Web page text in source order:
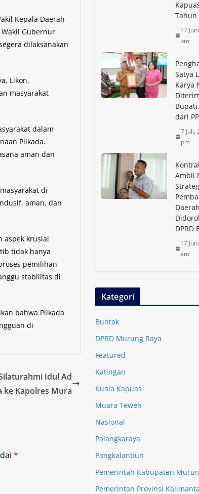
Kepala Daerah
Gubernur
dilaksanakan
Likon,
masyarakat
dalam
Pilkada.
aman dan
di
aman, dan
aspek krusial
tidak hanya
pemilihan
stabilitas di
bahwa Pilkada
di
Idul Ad
ke Kapolres Mura
*
Tahun
17
pm
Satya
Karya
Bupati
dari
7 Juli,
pm
Ambil
DPRD
17
am
Kategori
Buntok
DPRD Murung Raya
Featured
Katingan
Kuala Kapuas
Muara Teweh
Nasional
Palangkaraya
Pangkalanbun
Pemerintah Kabupaten
Pemerintah Provinsi